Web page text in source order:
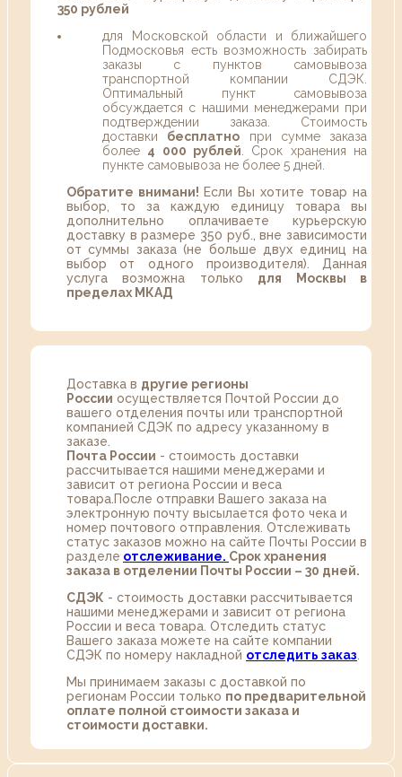
350 рублей
для Московской области и ближайшего
Подмосковья есть возможность забирать
заказы с пунктов самовывоза
транспортной компании СДЭК.
Оптимальный пункт самовывоза
обсуждается с нашими менеджерами при
подтверждении заказа. Стоимость
доставки бесплатно при сумме заказа
более 4 000 рублей . Срок хранения на
пункте самовывоза не более 5 дней.
Обратите внимани! Если Вы хотите товар на
выбор, то за каждую единицу товара вы
дополнительно оплачиваете курьерскую
доставку в размере 350 руб., вне зависимости
от суммы заказа (не больше двух единиц на
выбор от одного производителя). Данная
услуга возможна только для Москвы в
пределах МКАД
Доставка в другие регионы
России осуществляется Почтой России до
вашего отделения почты или транспортной
компанией СДЭК по адресу указанному в
заказе.
Почта России - стоимость доставки
рассчитывается нашими менеджерами и
зависит от региона России и веса
товара.После отправки Вашего заказа на
электронную почту высылается фото чека и
номер почтового отправления. Отслеживать
статус заказов можно на сайте Почты России в
разделе oтслеживание. Срок хранения
заказа в отделении Почты России – 30 дней.
СДЭК - стоимость доставки рассчитывается
нашими менеджерами и зависит от региона
России и веса товара. Отследить статус
Вашего заказа можете на сайте компании
СДЭК по номеру накладной отследить заказ
Мы принимаем заказы с доставкой по
регионам России только по предварительной
оплате полной стоимости заказа и
стоимости доставки.